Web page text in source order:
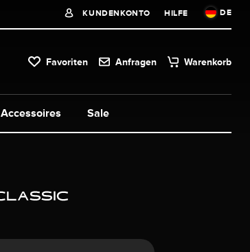
KUNDENKONTO HILFE DE
Favoriten Anfragen Warenkorb
Accessoires Sale